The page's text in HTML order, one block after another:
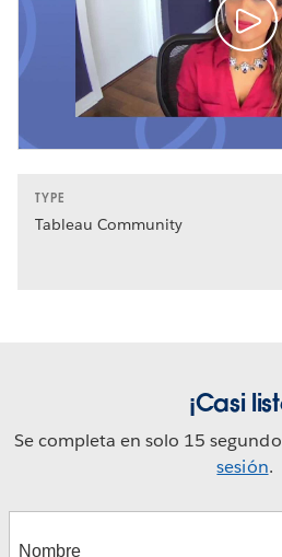
TYPE
Tableau Community
¡Casi
Se completa en solo 15
sesión.